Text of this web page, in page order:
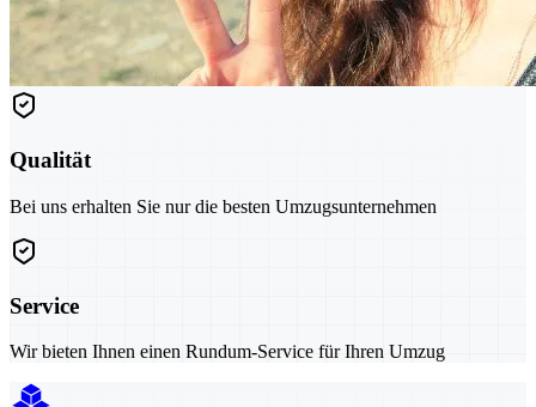
Qualität
Bei uns erhalten Sie nur die besten Umzugsunternehmen
Service
Wir bieten Ihnen einen Rundum-Service für Ihren Umzug